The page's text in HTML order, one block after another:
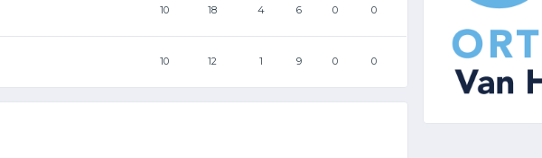
10 18 4 6 0 0
10 12 1 9 0 0